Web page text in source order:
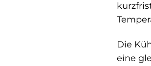
Die
eine